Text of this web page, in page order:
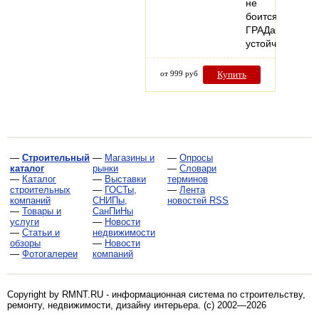
не
боится
ГРАДа!
устойчив…
от 999 руб Купить
— Строительный
каталог
— Каталог
строительных
компаний
— Товары и
услуги
— Статьи и
обзоры
— Фотогалереи
— Магазины и
рынки
— Выставки
— ГОСТы,
СНИПы,
СанПиНы
— Новости
недвижимости
— Новости
компаний
— Опросы
— Словари
терминов
— Лента
новостей RSS
Copyright by RMNT.RU - информационная система по строительству,
ремонту, недвижимости, дизайну интерьера. (c) 2002—2026